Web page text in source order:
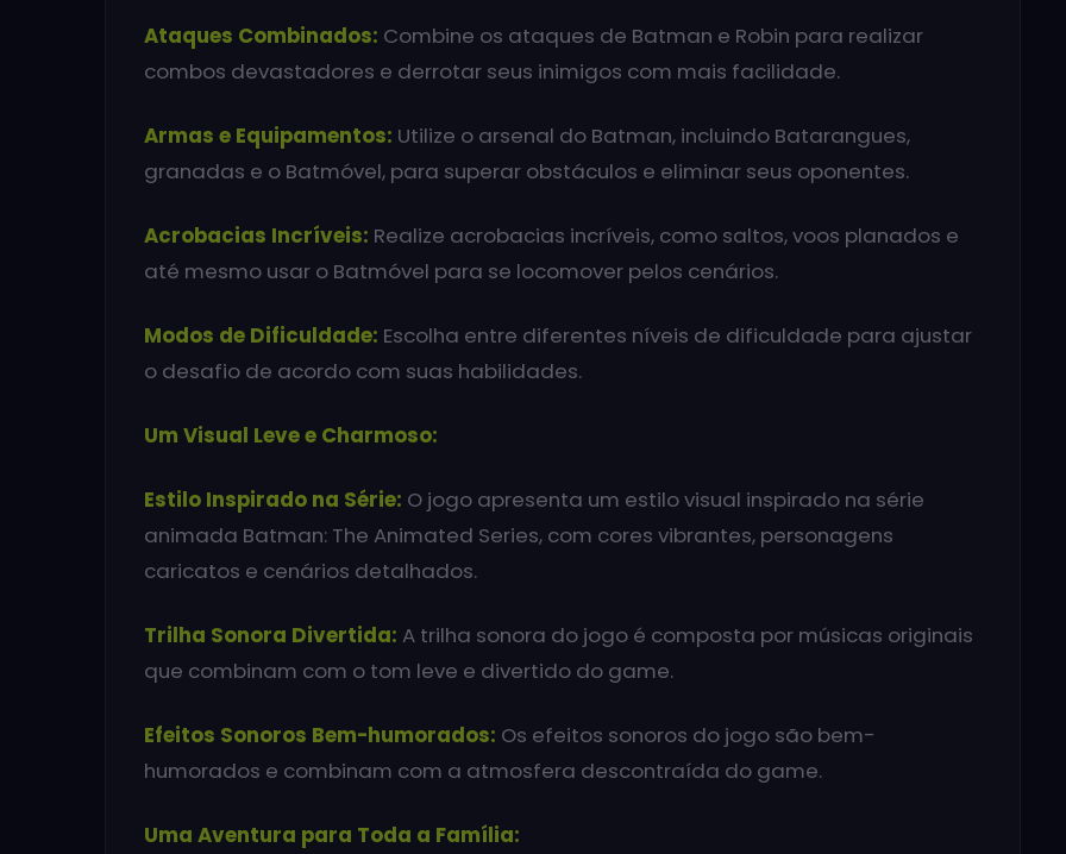
Ataques Combinados: Combine os ataques de Batman e Robin para realizar
combos devastadores e derrotar seus inimigos com mais facilidade.
Armas e Equipamentos: Utilize o arsenal do Batman, incluindo Batarangues,
granadas e o Batmóvel, para superar obstáculos e eliminar seus oponentes.
Acrobacias Incríveis: Realize acrobacias incríveis, como saltos, voos planados e
até mesmo usar o Batmóvel para se locomover pelos cenários.
Modos de Dificuldade: Escolha entre diferentes níveis de dificuldade para ajustar
o desafio de acordo com suas habilidades.
Um Visual Leve e Charmoso:
Estilo Inspirado na Série: O jogo apresenta um estilo visual inspirado na série
animada Batman: The Animated Series, com cores vibrantes, personagens
caricatos e cenários detalhados.
Trilha Sonora Divertida: A trilha sonora do jogo é composta por músicas originais
que combinam com o tom leve e divertido do game.
Efeitos Sonoros Bem-humorados: Os efeitos sonoros do jogo são bem-
humorados e combinam com a atmosfera descontraída do game.
Uma Aventura para Toda a Família: